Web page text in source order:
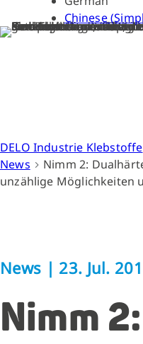
Chinese
DELO Industrie Klebstoffe
News
Nimm 2:
unzählige Möglichkeiten
News | 23. Jul.
Nimm 2: